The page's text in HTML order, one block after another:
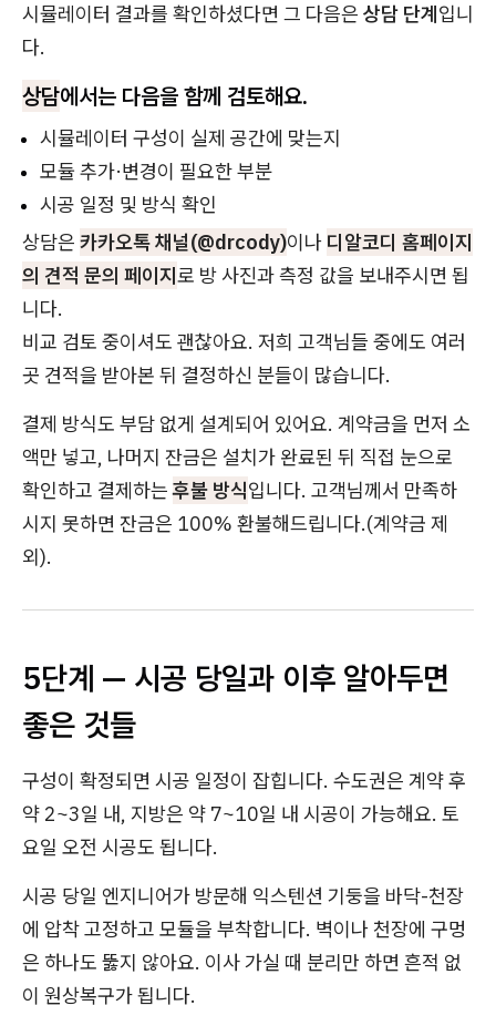
시뮬레이터 결과를 확인하셨다면 그 다음은 상담 단계입니
다.
상담에서는 다음을 함께 검토해요.
시뮬레이터 구성이 실제 공간에 맞는지
모듈 추가·변경이 필요한 부분
시공 일정 및 방식 확인
상담은 카카오톡 채널(@drcody)이나 디알코디 홈페이지
의 견적 문의 페이지로 방 사진과 측정 값을 보내주시면 됩
니다.
비교 검토 중이셔도 괜찮아요. 저희 고객님들 중에도 여러
곳 견적을 받아본 뒤 결정하신 분들이 많습니다.
결제 방식도 부담 없게 설계되어 있어요. 계약금을 먼저 소
액만 넣고, 나머지 잔금은 설치가 완료된 뒤 직접 눈으로
확인하고 결제하는후불 방식입니다. 고객님께서 만족하
시지 못하면 잔금은 100% 환불해드립니다.(계약금 제
외).
5단계 — 시공 당일과 이후 알아두면
좋은 것들
구성이 확정되면 시공 일정이 잡힙니다. 수도권은 계약 후
약 2~3일 내, 지방은 약 7~10일 내 시공이 가능해요. 토
요일 오전 시공도 됩니다.
시공 당일 엔지니어가 방문해 익스텐션 기둥을 바닥-천장
에 압착 고정하고 모듈을 부착합니다. 벽이나 천장에 구멍
은 하나도 뚫지 않아요. 이사 가실 때 분리만 하면 흔적 없
이 원상복구가 됩니다.